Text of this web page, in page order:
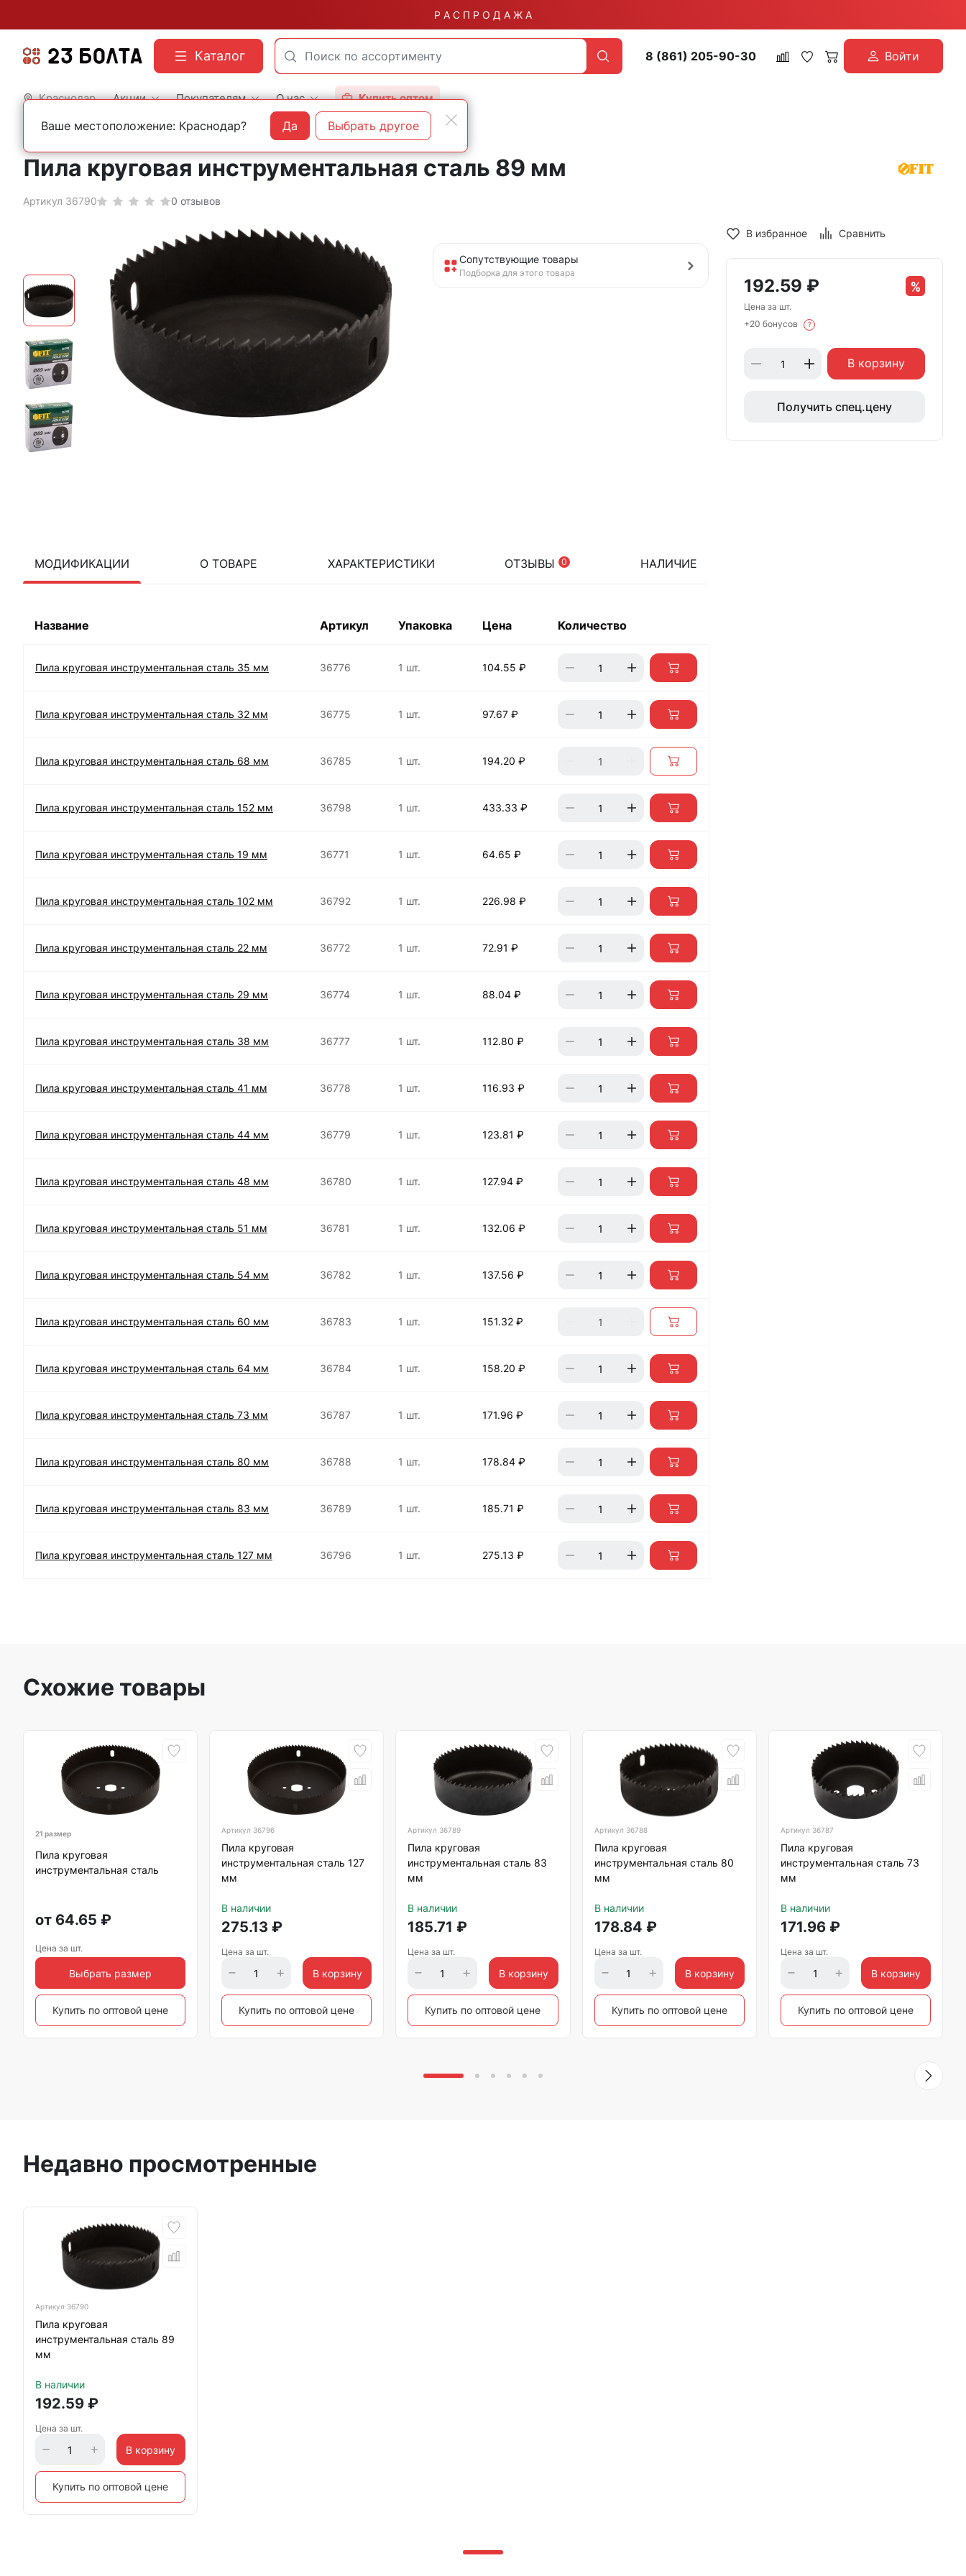
Р А С П Р О Д А Ж А
Каталог 8 (861) 205-90-30 Войти
Краснодар Акции Покупателям О нас Купить оптом
Главная Оснастка Кольцевые пилы
Пила круговая инструментальная сталь 89 мм
Артикул 36790 0 отзывов
Сопутствующие товары
Подборка для этого товара
МОДИФИКАЦИИ О ТОВАРЕ ХАРАКТЕРИСТИКИ ОТЗЫВЫ 0 НАЛИЧИЕ
Название Артикул Упаковка Цена Количество
Пила круговая инструментальная сталь 35 мм 36776 1 шт. 104.55 ₽
Пила круговая инструментальная сталь 32 мм 36775 1 шт. 97.67 ₽
Пила круговая инструментальная сталь 68 мм 36785 1 шт. 194.20 ₽
Пила круговая инструментальная сталь 152 мм 36798 1 шт. 433.33 ₽
Пила круговая инструментальная сталь 19 мм 36771 1 шт. 64.65 ₽
Пила круговая инструментальная сталь 102 мм 36792 1 шт. 226.98 ₽
Пила круговая инструментальная сталь 22 мм 36772 1 шт. 72.91 ₽
Пила круговая инструментальная сталь 29 мм 36774 1 шт. 88.04 ₽
Пила круговая инструментальная сталь 38 мм 36777 1 шт. 112.80 ₽
Пила круговая инструментальная сталь 41 мм 36778 1 шт. 116.93 ₽
Пила круговая инструментальная сталь 44 мм 36779 1 шт. 123.81 ₽
Пила круговая инструментальная сталь 48 мм 36780 1 шт. 127.94 ₽
Пила круговая инструментальная сталь 51 мм 36781 1 шт. 132.06 ₽
Пила круговая инструментальная сталь 54 мм 36782 1 шт. 137.56 ₽
Пила круговая инструментальная сталь 60 мм 36783 1 шт. 151.32 ₽
Пила круговая инструментальная сталь 64 мм 36784 1 шт. 158.20 ₽
Пила круговая инструментальная сталь 73 мм 36787 1 шт. 171.96 ₽
Пила круговая инструментальная сталь 80 мм 36788 1 шт. 178.84 ₽
Пила круговая инструментальная сталь 83 мм 36789 1 шт. 185.71 ₽
Пила круговая инструментальная сталь 127 мм 36796 1 шт. 275.13 ₽
В избранное Сравнить
192.59 ₽
Цена за шт.
+20 бонусов
?
В корзину
Получить спец.цену
Схожие товары
21 размер
Пила круговая
инструментальная сталь
от 64.65 ₽
Цена за шт.
Выбрать размер
Купить по оптовой цене
Артикул 36796
Пила круговая
инструментальная сталь 127
мм
В наличии
275.13 ₽
Цена за шт.
В корзину
Купить по оптовой цене
Артикул 36789
Пила круговая
инструментальная сталь 83
мм
В наличии
185.71 ₽
Цена за шт.
В корзину
Купить по оптовой цене
Артикул 36788
Пила круговая
инструментальная сталь 80
мм
В наличии
178.84 ₽
Цена за шт.
В корзину
Купить по оптовой цене
Артикул 36787
Пила круговая
инструментальная сталь 73
мм
В наличии
171.96₽
Цена за шт.
В корзину
Купить по оптовой цене
Недавно просмотренные
Артикул 36790
Пила круговая
инструментальная сталь 89
мм
В наличии
192.59 ₽
Цена за шт.
В корзину
Купить по оптовой цене
Ваше местоположение: Краснодар? Да Выбрать другое